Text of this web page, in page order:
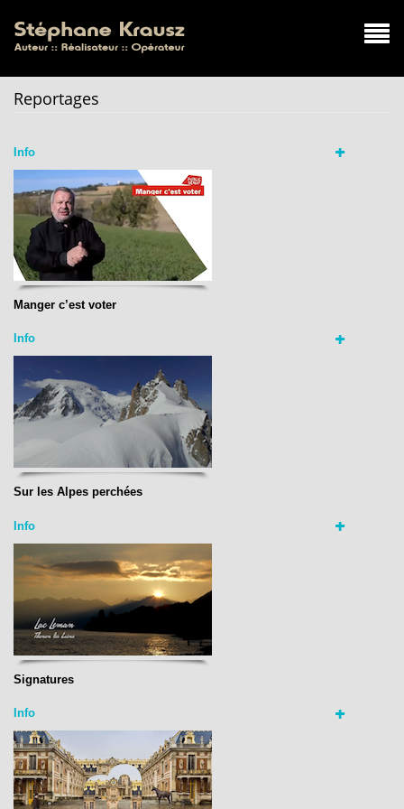
Reportages
Info
Manger c’est voter
Info
Sur les Alpes perchées
Info
Signatures
Info